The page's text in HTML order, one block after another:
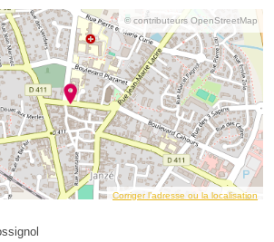
© contributeurs OpenStreetMap
Corriger l’adresse ou la localisation